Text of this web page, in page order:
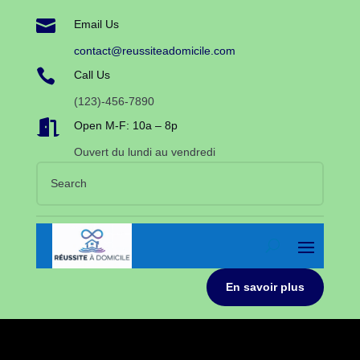
 Email Us
contact@reussiteadomicile.com
 Call Us
(123)-456-7890
 Open M-F: 10a – 8p
Ouvert du lundi au vendredi
En savoir plus